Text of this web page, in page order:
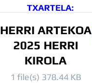
TXARTELA:
HERRI ARTEKOA
2025 HERRI
KIROLA
1 file(s) 378.44 KB